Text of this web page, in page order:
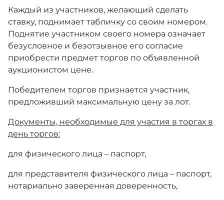
Каждый из участников, желающий сделать
ставку, поднимает табличку со своим номером.
Поднятие участником своего номера означает
безусловное и безотзывное его согласие
приобрести предмет торгов по объявленной
аукционистом цене.
Победителем торгов признается участник,
предложивший максимальную цену за лот.
Документы, необходимые для участия в торгах в
день торгов:
для физического лица – паспорт,
для представителя физического лица – паспорт,
нотариально заверенная доверенность,